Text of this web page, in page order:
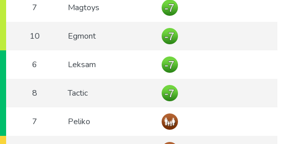
7 Magtoys
10 Egmont
6 Leksam
8 Tactic
7 Peliko